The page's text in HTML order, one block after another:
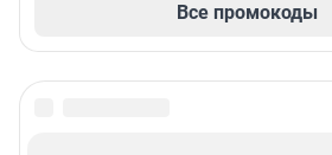
Все промокоды